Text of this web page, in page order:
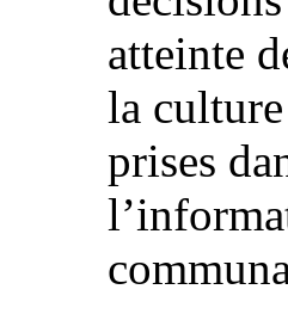
atteinte
la
prises